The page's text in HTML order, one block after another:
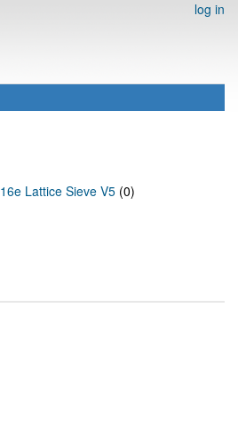
log in
16e Lattice Sieve V5 (0)